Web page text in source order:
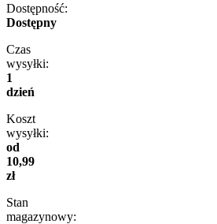
Dostępność:
Dostępny
Czas
wysyłki:
1
dzień
Koszt
wysyłki:
od
10,99
zł
Stan
magazynowy: